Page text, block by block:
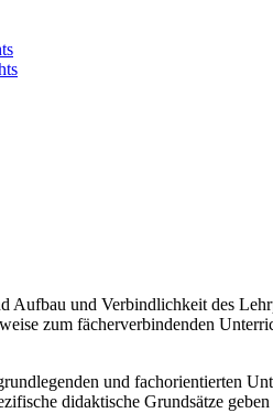
Aufbau und Verbindlichkeit des
zum fächerverbindenden
und fachorientierten
didaktische Grundsätze